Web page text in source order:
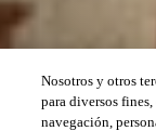
Nosotros y otros
para diversos
navegación,